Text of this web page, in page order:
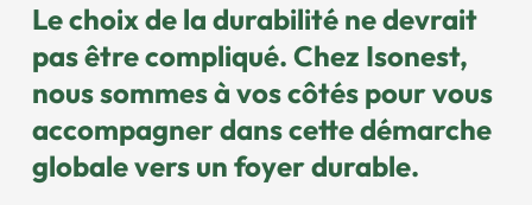
Le choix de la durabilité ne devrait
pas être compliqué. Chez Isonest,
nous sommes à vos côtés pourvous
accompagnerdans cette démarche
globale vers un foyer durable.